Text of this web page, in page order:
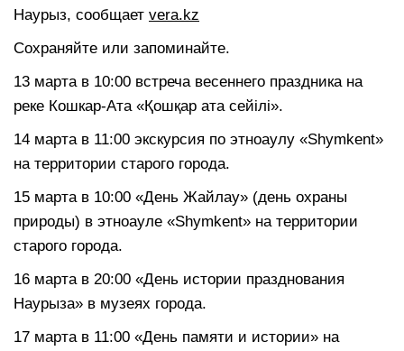
Наурыз, сообщает vera.kz
Сохраняйте или запоминайте.
13 марта в 10:00 встреча весеннего праздника на
реке Кошкар-Ата «Қошқар ата сейілі».
14 марта в 11:00 экскурсия по этноаулу «Shymkent»
на территории старого города.
15 марта в 10:00 «День Жайлау» (день охраны
природы) в этноауле «Shymkent» на территории
старого города.
16 марта в 20:00 «День истории празднования
Наурыза» в музеях города.
17 марта в 11:00 «День памяти и истории» на